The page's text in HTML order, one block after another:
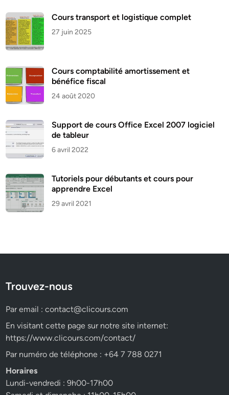
Cours transport et logistique complet
27 juin 2025
Cours comptabilité amortissement et
bénéfice fiscal
24 août 2020
Support de cours Office Excel 2007 logiciel
de tableur
6 avril 2022
Tutoriels pour débutants et cours pour
apprendre Excel
29 avril 2021
Trouvez-nous
Par email :contact@clicours.com
En visitant cette page sur notre site internet:
https://www.clicours.com/contact/
Par numéro de téléphone : +64 7 788 0271
Horaires
Lundi-vendredi : 9h00-17h00